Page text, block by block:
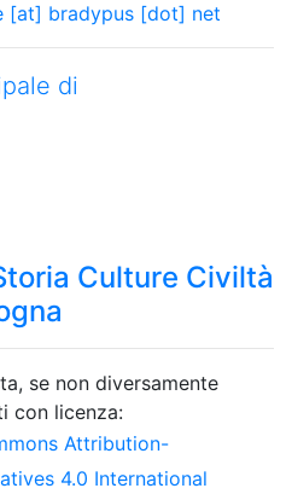
[at] bradypus [dot] net
di
Culture Civiltà
se non diversamente
con licenza:
Attribution-
4.0 International